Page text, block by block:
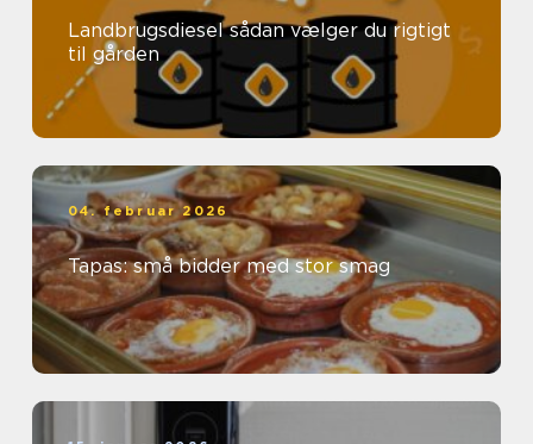
Landbrugsdiesel sådan vælger du rigtigt
til gården
04. februar 2026
Tapas: små bidder med stor smag